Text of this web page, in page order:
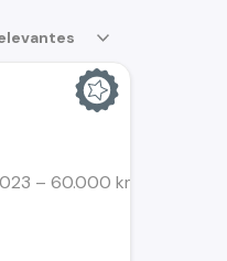
– 60.000 km –